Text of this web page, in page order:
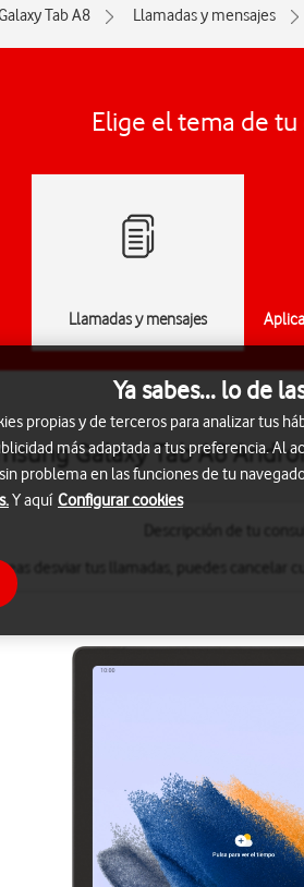
Tab A8 Llamadas y mensajes
Elige el tema de
Llamadas y mensajes
Galaxy Tab A8
desviar tus llamadas, puedes cancelar
Ya sabes... lo de
propias y de terceros para analizar tus
más adaptada a tus preferencia. Al
problema en las funciones de tu
Y aquí Configurar cookies